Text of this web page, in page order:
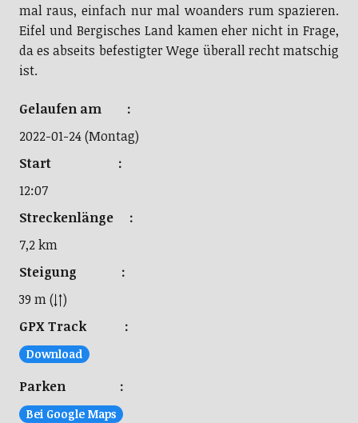
mal raus, einfach nur mal woanders rum spazieren.
Eifel und Bergisches Land kamen eher nicht in Frage,
da es abseits befestigter Wege überall recht matschig
ist.
Gelaufen am :
2022-01-24 (Montag)
Start :
12:07
Streckenlänge :
7,2 km
Steigung :
39 m (↓↑)
GPX Track :
Download
Parken :
Bei Google Maps